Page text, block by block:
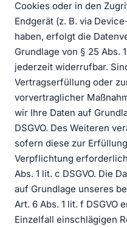
Cookies oder in den
Endgerät (z. B. via
haben, erfolgt die
Grundlage von § 25 Abs.
jederzeit widerrufbar.
Vertragserfüllung oder
vorvertraglicher
wir Ihre Daten auf
DSGVO. Des Weiteren
sofern diese zur
Verpflichtung
Abs. 1 lit. c DSGVO. Die
auf Grundlage unseres
Art. 6 Abs. 1 lit. f DSGVO
Einzelfall einschlägigen